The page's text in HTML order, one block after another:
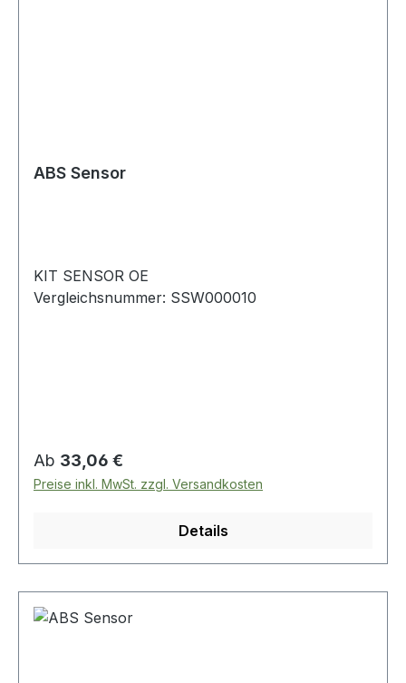
ABS Sensor
KIT SENSOR OE
Vergleichsnummer: SSW000010
Regulärer Preis:
Ab 33,06 €
Preise inkl. MwSt. zzgl. Versandkosten
Details